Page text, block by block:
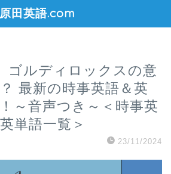
原田英語.com
ゴルディロックスの意
最新の時事英語＆英
～音声つき～＜時事英
単語一覧＞
23/11/2024